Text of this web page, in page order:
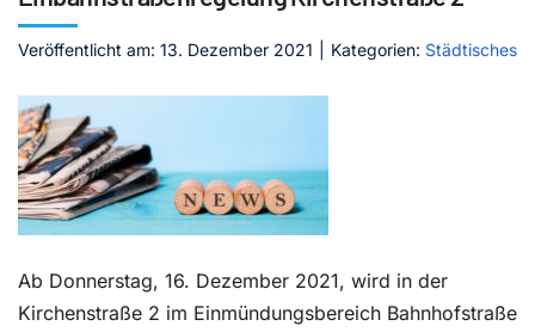
Mediathek
Kontakt
Veröffentlicht am: 13. Dezember 2021 Kategorien: Städtisches
Ab Donnerstag, 16. Dezember 2021, wird in der
Kirchenstraße 2 im Einmündungsbereich Bahnhofstraße